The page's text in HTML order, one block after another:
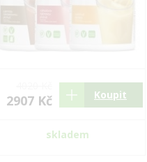
2907 Kč Koupit
skladem